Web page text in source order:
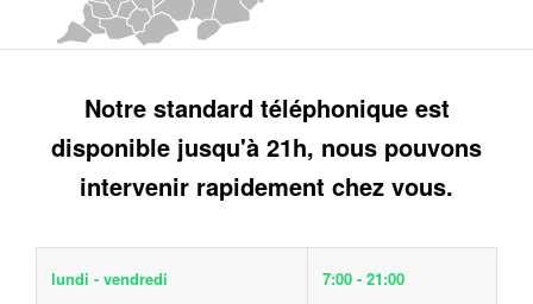
Notre standard téléphonique est
disponible jusqu'à 21h, nous pouvons
intervenir rapidement chez vous.
lundi - vendredi 7:00 - 21:00